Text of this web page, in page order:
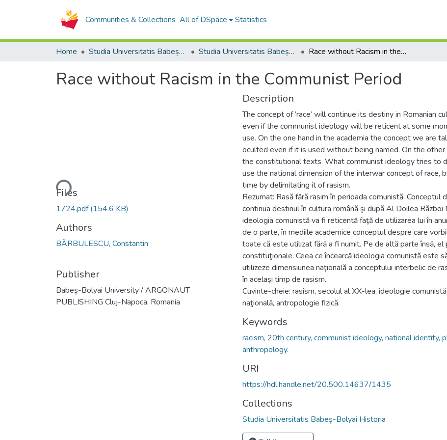
Communities & Collections All of DSpace Statistics
Home Studia Universitatis Babeș-Bolyai Collection Studia Universitatis Babeș-Bolyai Historia Race without Racism in the Communist Period
Race without Racism in the Communist Period
Loading...
Files
1724.pdf(154.6 KB)
Authors
BĂRBULESCU, Constantin
Publisher
Babeș-Bolyai University / ARGONAUT
PUBLISHING Cluj-Napoca, Romania
Description
The concept of ’race’ will continue its destiny in Romanian
even if the communist ideology will be reticent at some
use. On the one hand in the academia the concept we are
oculted even if it is used without being named. On the
the constitutional texts. What communist ideology tries to
use the national dimension of the interwar concept of race,
time by delimitating it of rasism.
Rezumat: Rasă fără rasim în perioada comunistă. Conceptul
continua destinul în cultura română şi după Al Doilea Război
ideologia comunistă va fi reticentă faţă de utilizarea lui în
de o parte, în mediile academice conceptul despre care
toate că este utilizat fără a fi numit. Pe de altă parte însă,
constituţionale. Ceea ce încearcă ideologia comunistă este
utilizeze dimensiunea naţională a conceptului interbelic de
în acelaşi timp de rasism.
Cuvinte-cheie: rasism, secolul al XX-lea, ideologie
naţională, antropologie fizică.
Keywords
racism, 20th century, communist ideology, national identity,
anthropology.
URI
https://hdl.handle.net/20.500.14637/1435
Collections
Studia Universitatis Babeș-Bolyai Historia